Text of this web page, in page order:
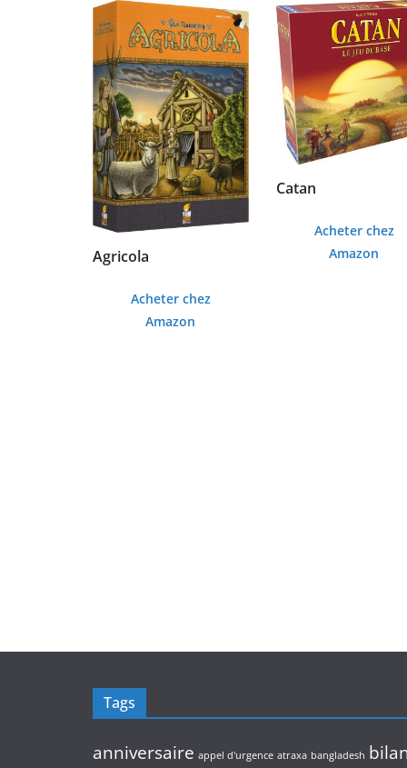
Agricola
Acheter chez
Amazon
Catan
Acheter chez
Amazon
Tags
anniversaire appel d'urgence atraxa bangladesh bilan